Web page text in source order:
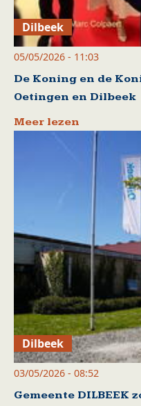
Dilbeek
05/05/2026 - 11:03
De Koning en de
Oetingen en Dilbeek
Meer lezen
Dilbeek
03/05/2026 - 08:52
Gemeente DILBEEK